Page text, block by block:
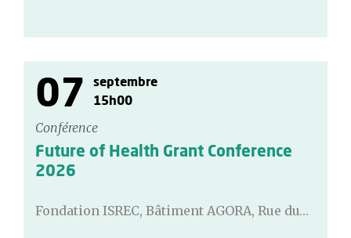
07
septembre
15h00
Conférence
Future of Health Grant Conference
2026
Fondation ISREC, Bâtiment AGORA, Rue du…